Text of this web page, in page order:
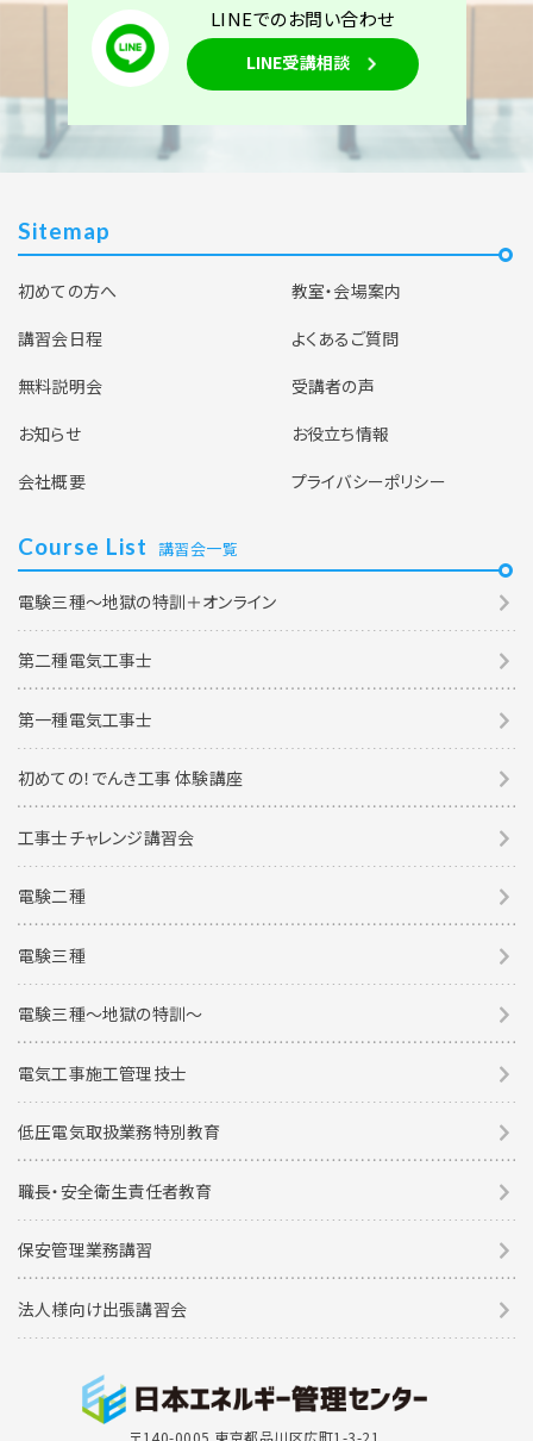
LINEでのお問い合わせ
LINE受講相談
Sitemap
初めての方へ
教室・会場案内
講習会日程
よくあるご質問
無料説明会
受講者の声
お知らせ
お役立ち情報
会社概要
プライバシーポリシー
Course List 講習会一覧
電験三種～地獄の特訓＋オンライン
第二種電気工事士
第一種電気工事士
初めての！でんき工事 体験講座
工事士チャレンジ講習会
電験二種
電験三種
電験三種〜地獄の特訓〜
電気工事施工管理技士
低圧電気取扱業務特別教育
職長・安全衛生責任者教育
保安管理業務講習
法人様向け出張講習会